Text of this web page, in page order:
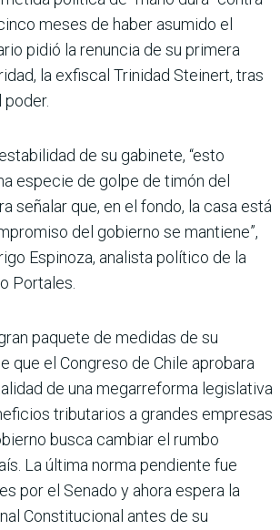
meses de haber asumido el
pidió la renuncia de su primera
la exfiscal Trinidad Steinert, tras
poder.
de su gabinete, “esto
especie de golpe de timón del
señalar que, en el fondo, la casa está
del gobierno se mantiene”,
Espinoza, analista político de la
Portales.
paquete de medidas de su
que el Congreso de Chile aprobara
de una megarreforma legislativa
tributarios a grandes empresas
busca cambiar el rumbo
La última norma pendiente fue
por el Senado y ahora espera la
Constitucional antes de su